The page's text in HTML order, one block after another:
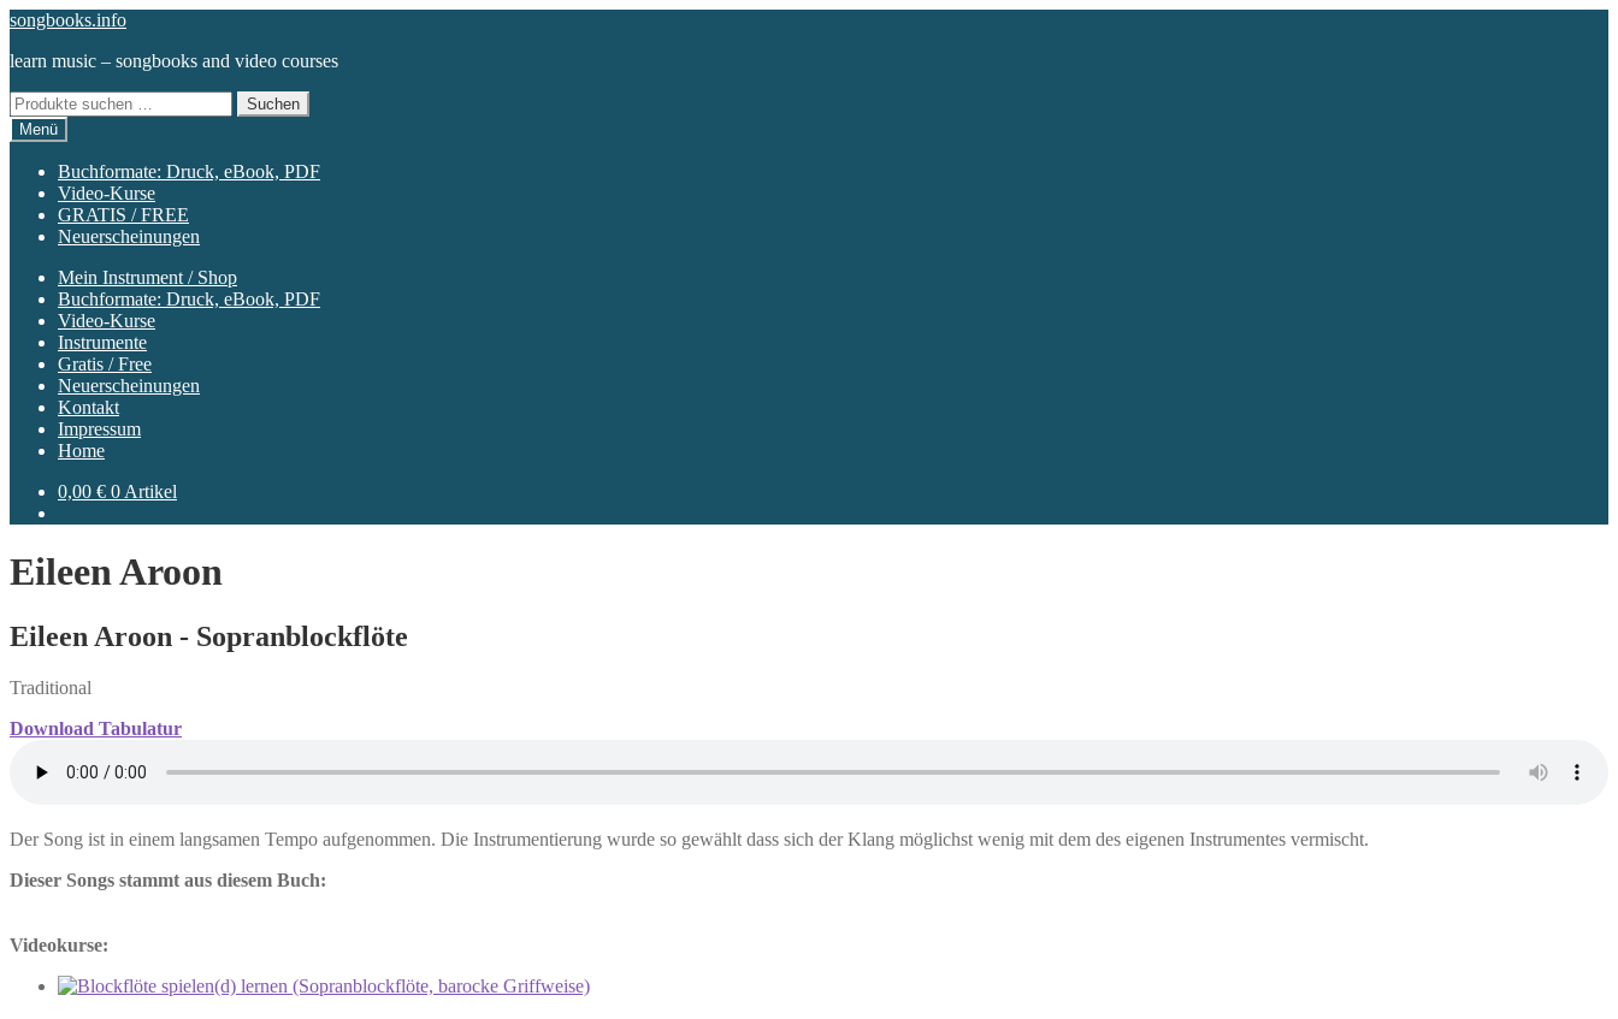
Zur
springen
Zum
springen
songbooks.info
learn music – songbooks and video courses
Suchen
nach:
Suchen
Menü
Buchformate: Druck, eBook, PDF
Video-Kurse
GRATIS / FREE
Neuerscheinungen
Mein Instrument / Shop
Buchformate: Druck, eBook, PDF
Video-Kurse
Instrumente
Gratis / Free
Neuerscheinungen
Kontakt
Impressum
Home
0,00 € 0 Artikel
Eileen Aroon
Eileen Aroon - Sopranblockflöte
Traditional
Download Tabulatur
Der Song ist in einem langsamen Tempo aufgenommen. Die Instrumentierung wurde so gewählt dass sich der Klang möglichst wenig mit dem des eigenen Instrumentes vermischt.
Dieser Songs stammt aus diesem Buch:
Videokurse: